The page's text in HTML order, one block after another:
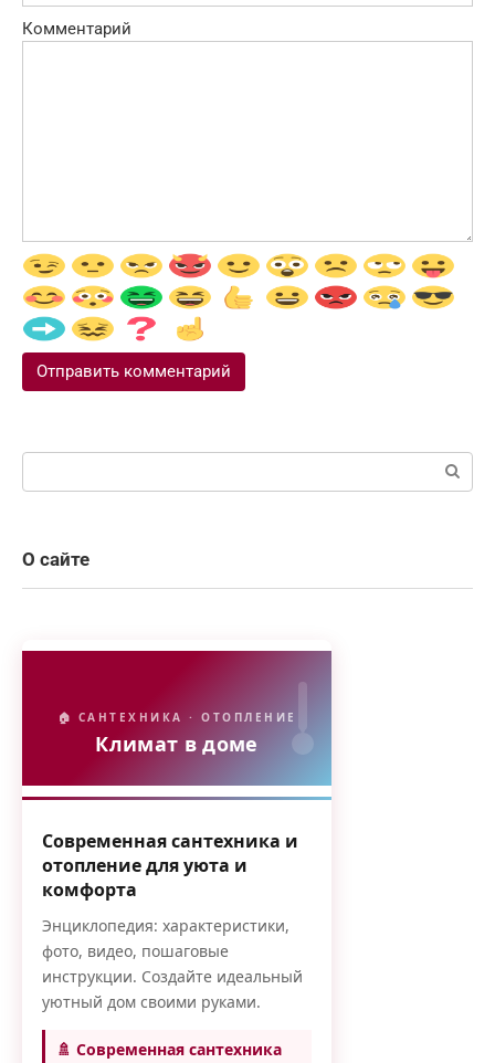
Комментарий
Поиск:
О сайте
🏠 САНТЕХНИКА · ОТОПЛЕНИЕ
Климат в доме
Современная сантехника и
отопление для уюта и
комфорта
Энциклопедия: характеристики,
фото, видео, пошаговые
инструкции. Создайте идеальный
уютный дом своими руками.
🚿 Современная сантехника